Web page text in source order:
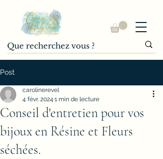
Post
Conseil d'entretien pour vos
bijoux en Résine et Fleurs
séchées.
carolinerevel
4 févr. 2024 1 min de lecture